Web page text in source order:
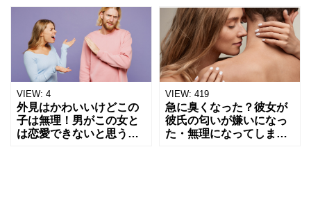
VIEW: 4
外見はかわいいけどこの
子は無理！男がこの女と
は恋愛できないと思う特
VIEW: 419
急に臭くなった？彼女が
彼氏の匂いが嫌いになっ
た・無理になってしまう